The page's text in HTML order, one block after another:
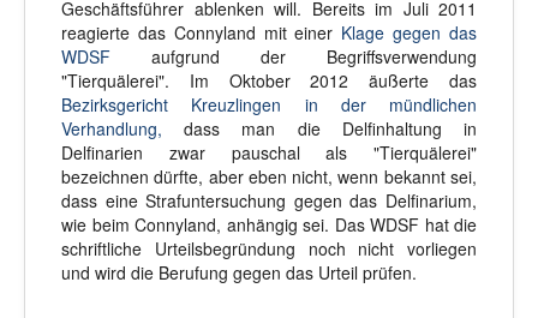
Geschäftsführer ablenken will. Bereits im Juli 2011
reagierte das Connyland mit einer Klage gegen das
WDSF aufgrund der Begriffsverwendung
"Tierquälerei". Im Oktober 2012 äußerte das
Bezirksgericht Kreuzlingen in der mündlichen
Verhandlung, dass man die Delfinhaltung in
Delfinarien zwar pauschal als "Tierquälerei"
bezeichnen dürfte, aber eben nicht, wenn bekannt sei,
dass eine Strafuntersuchung gegen das Delfinarium,
wie beim Connyland, anhängig sei. Das WDSF hat die
schriftliche Urteilsbegründung noch nicht vorliegen
und wird die Berufung gegen das Urteil prüfen.